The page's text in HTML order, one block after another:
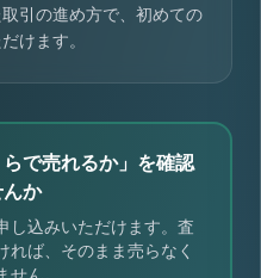
引の進め方で、初めての
けます。
で売れるか」を確認
んか
し込みいただけます。査
れば、そのまま売らなく